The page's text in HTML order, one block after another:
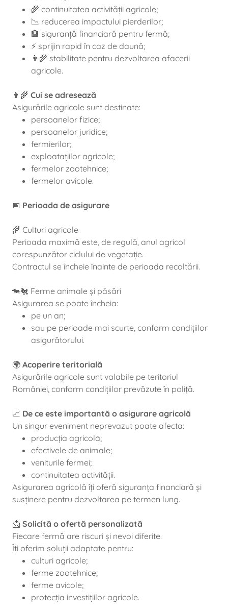
🌾 continuitatea activității agricole;
📉 reducerea impactului pierderilor;
🏦 siguranță financiară pentru fermă;
⚡ sprijin rapid în caz de daună;
👨‍🌾 stabilitate pentru dezvoltarea afacerii
agricole.
👨‍🌾 Cui se adresează
Asigurările agricole sunt destinate:
persoanelor fizice;
persoanelor juridice;
fermierilor;
exploatațiilor agricole;
fermelor zootehnice;
fermelor avicole.
📅 Perioada de asigurare
🌾 Culturi agricole
Perioada maximă este, de regulă, anul agricol
corespunzător ciclului de vegetație.
Contractul se încheie înainte de perioada recoltării.
🐄🐔 Ferme animale și păsări
Asigurarea se poate încheia:
pe un an;
sau pe perioade mai scurte, conform condițiilor
asigurătorului.
🌍 Acoperire teritorială
Asigurările agricole sunt valabile pe teritoriul
României, conform condițiilor prevăzute în poliță.
📈 De ce este importantă o asigurare agricolă
Un singur eveniment neprevazut poate afecta:
producția agricolā;
efectivele de animale;
veniturile fermei;
continuitatea activității.
Asigurarea agricolă îți oferă siguranța financiară și
susținere pentru dezvoltarea pe termen lung.
📩 Solicită o ofertă personalizată
Fiecare fermă are riscuri și nevoi diferite.
Îți oferim soluții adaptate pentru:
culturi agricole;
ferme zootehnice;
ferme avicole;
protecția investițiilor agricole.